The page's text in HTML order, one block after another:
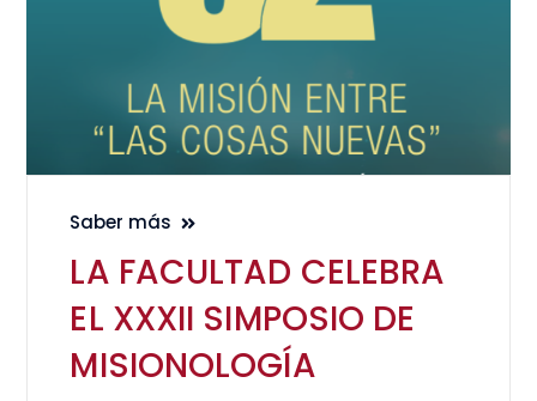
Saber más
LA FACULTAD CELEBRA
EL XXXII SIMPOSIO DE
MISIONOLOGÍA